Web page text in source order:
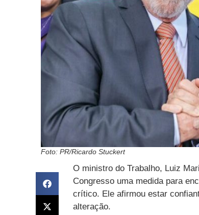
Foto: PR/Ricardo Stuckert
O ministro do Trabalho, Luiz
Congresso uma medida para
crítico. Ele afirmou estar
alteração.